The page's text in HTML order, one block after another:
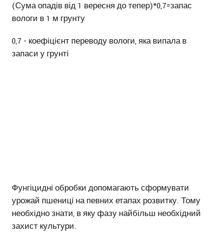
(Сума опадів від 1 вересня до тепер)*0,7=запас
вологи в 1 м грунту
0,7 - коефіцієнт переводу вологи, яка випала в
запаси у грунті
Фунгіцидні обробки допомагають сформувати
урожай пшениці на певних етапах розвитку. Тому
необхідно знати, в яку фазу найбільш необхідний
захист культури.